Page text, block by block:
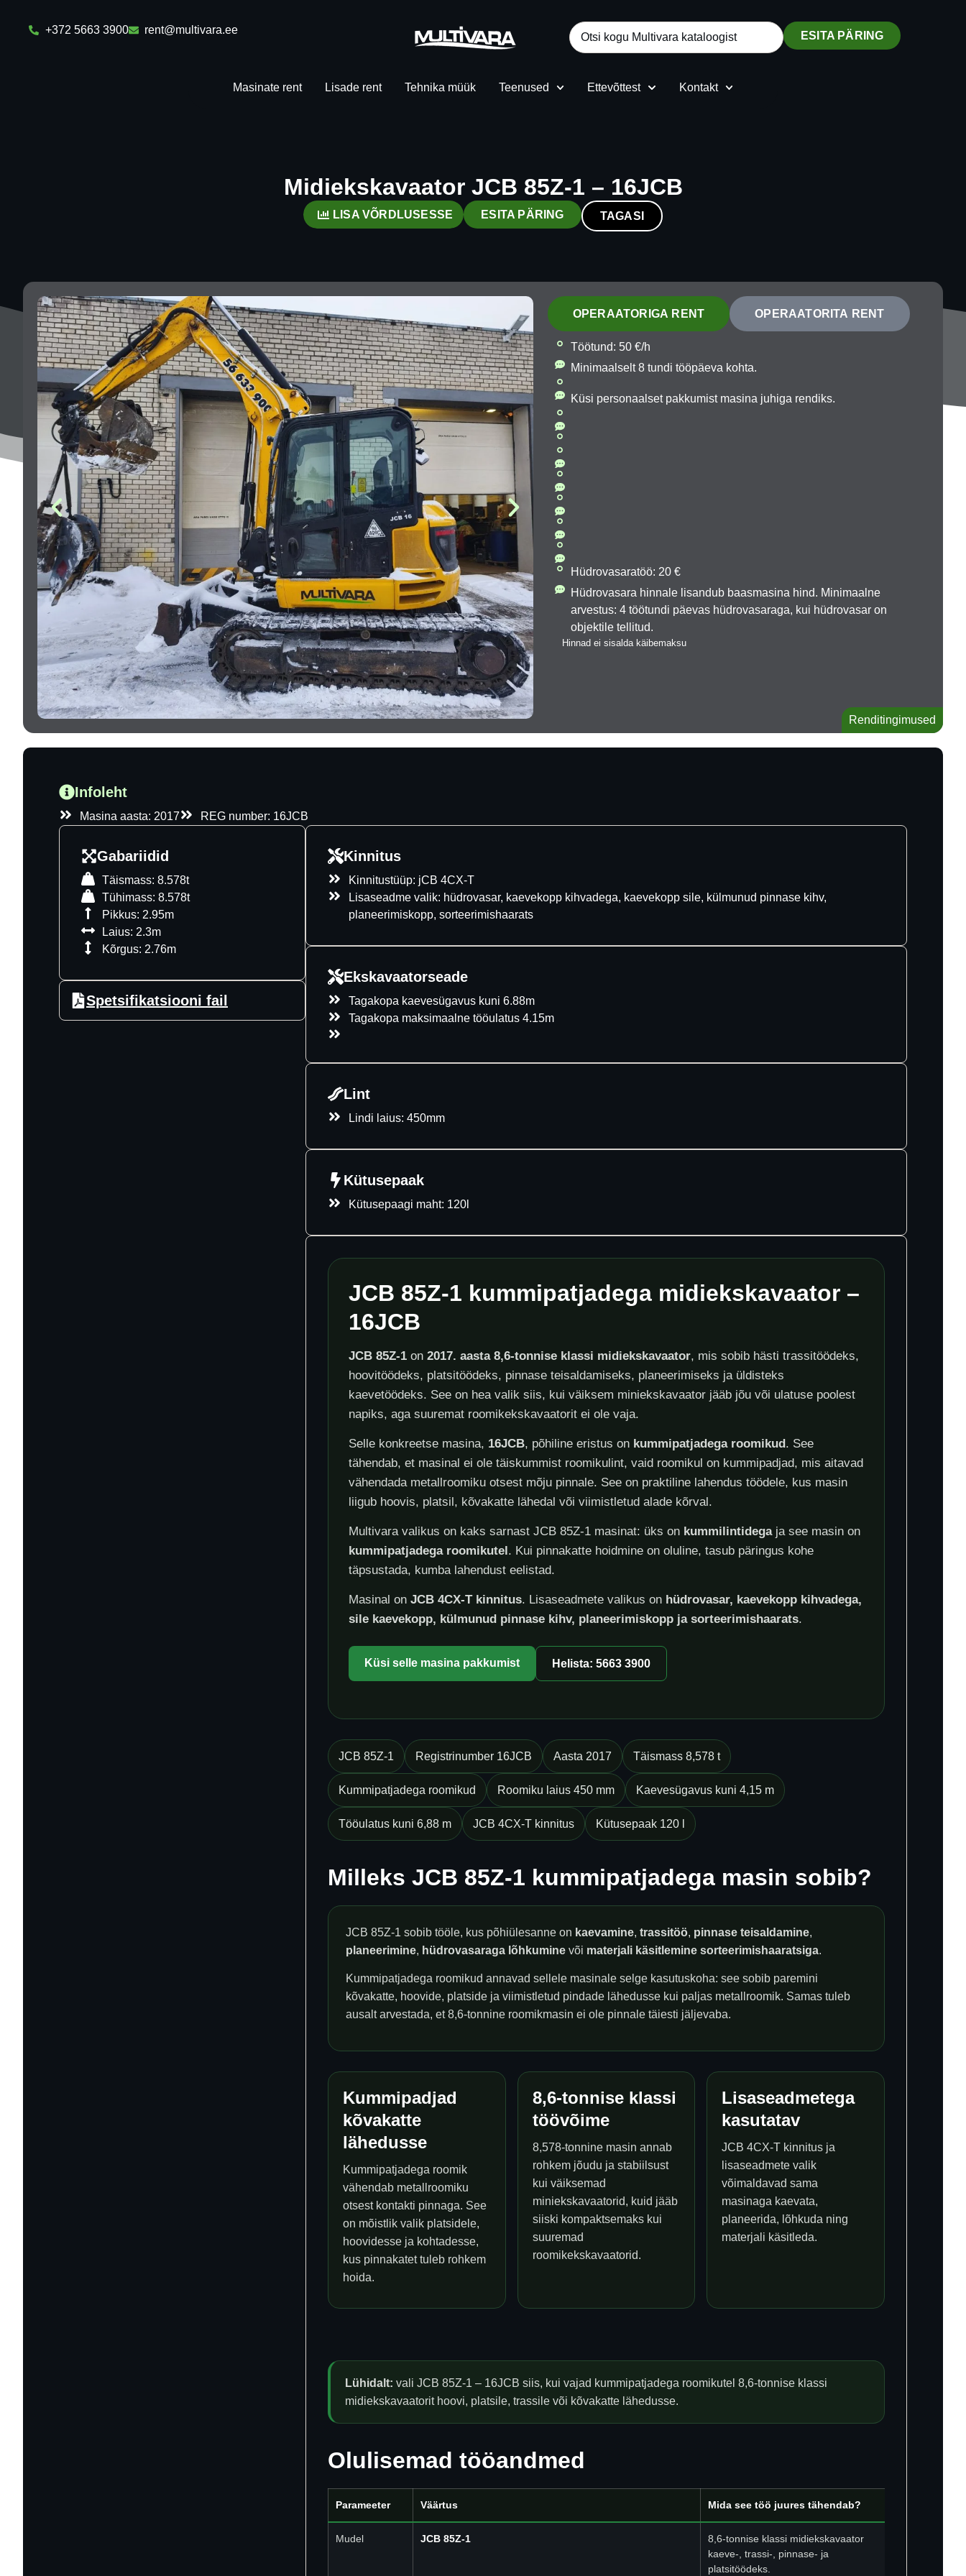
+372 5663 3900 rent@multivara.ee ESITA PÄRING
Masinate rent Lisade rent Tehnika müük Teenused Ettevõttest Kontakt
Midiekskavaator JCB 85Z-1 – 16JCB
LISA VÕRDLUSESSE ESITA PÄRING TAGASI
Renditingimused
OPERAATORIGA RENT OPERAATORITA RENT
Töötund: 50 €/h
Minimaalselt 8 tundi tööpäeva kohta.
Küsi personaalset pakkumist masina juhiga rendiks.
Hüdrovasaratöö: 20 €
Hüdrovasara hinnale lisandub baasmasina hind. Minimaalne
arvestus: 4 töötundi päevas hüdrovasaraga, kui hüdrovasar on
objektile tellitud.
Hinnad ei sisalda käibemaksu
Infoleht
Masina aasta: 2017 REG number: 16JCB
Gabariidid
Täismass: 8.578t
Tühimass: 8.578t
Pikkus: 2.95m
Laius: 2.3m
Kõrgus: 2.76m
Spetsifikatsiooni fail
Kinnitus
Kinnitustüüp: jCB 4CX-T
Lisaseadme valik: hüdrovasar, kaevekopp kihvadega, kaevekopp sile, külmunud pinnase kihv,
planeerimiskopp, sorteerimishaarats
Ekskavaatorseade
Tagakopa kaevesügavus kuni 6.88m
Tagakopa maksimaalne tööulatus 4.15m
Lint
Lindi laius: 450mm
Kütusepaak
Kütusepaagi maht: 120l
JCB 85Z-1 kummipatjadega midiekskavaator –
16JCB
JCB 85Z-1 on2017. aasta 8,6-tonnise klassi midiekskavaator, mis sobib hästi trassitöödeks,
hoovitöödeks, platsitöödeks, pinnase teisaldamiseks, planeerimiseks ja üldisteks
kaevetöödeks. See on hea valik siis, kui väiksem miniekskavaator jääb jõu või ulatuse poolest
napiks, aga suuremat roomikekskavaatorit ei ole vaja.
Selle konkreetse masina, 16JCB, põhiline eristus on kummipatjadega roomikud. See
tähendab, et masinal ei ole täiskummist roomikulint, vaid roomikul on kummipadjad, mis aitavad
vähendada metallroomiku otsest mõju pinnale. See on praktiline lahendus töödele, kus masin
liigub hoovis, platsil, kõvakatte lähedal või viimistletud alade kõrval.
Multivara valikus on kaks sarnast JCB 85Z-1 masinat: üks on kummilintidegaja see masin on
kummipatjadega roomikutel. Kui pinnakatte hoidmine on oluline, tasub päringus kohe
täpsustada, kumba lahendust eelistad.
Masinal onJCB 4CX-T kinnitus. Lisaseadmete valikus on hüdrovasar, kaevekopp kihvadega,
sile kaevekopp, külmunud pinnase kihv, planeerimiskopp ja sorteerimishaarats.
Küsi selle masina pakkumist Helista: 5663 3900
JCB 85Z-1 Registrinumber 16JCB Aasta 2017 Täismass 8,578 t
Kummipatjadega roomikud Roomiku laius 450 mm Kaevesügavus kuni 4,15 m
Tööulatus kuni 6,88 m JCB 4CX-T kinnitus Kütusepaak 120 l
Milleks JCB 85Z-1 kummipatjadega masin sobib?
JCB 85Z-1 sobib tööle, kus põhiülesanne on kaevamine,trassitöö, pinnase teisaldamine,
planeerimine, hüdrovasaraga lõhkumine või materjali käsitlemine sorteerimishaaratsiga.
Kummipatjadega roomikud annavad sellele masinale selge kasutuskoha: see sobib paremini
kõvakatte, hoovide, platside ja viimistletud pindade lähedusse kui paljas metallroomik. Samas tuleb
ausalt arvestada, et 8,6-tonnine roomikmasin ei ole pinnale täiesti jäljevaba.
Kummipadjad
kõvakatte
lähedusse
Kummipatjadega roomik
vähendab metallroomiku
otsest kontakti pinnaga. See
on mõistlik valik platsidele,
hoovidesse ja kohtadesse,
kus pinnakatet tuleb rohkem
hoida.
8,6-tonnise klassi
töövõime
8,578-tonnine masin annab
rohkem jõudu ja stabiilsust
kui väiksemad
miniekskavaatorid, kuid jääb
siiski kompaktsemaks kui
suuremad
roomikekskavaatorid.
Lisaseadmetega
kasutatav
JCB 4CX-T kinnitus ja
lisaseadmete valik
võimaldavad sama
masinaga kaevata,
planeerida, lõhkuda ning
materjali käsitleda.
Lühidalt: vali JCB 85Z-1 – 16JCB siis, kui vajad kummipatjadega roomikutel 8,6-tonnise klassi
midiekskavaatorit hoovi, platsile, trassile või kõvakatte lähedusse.
Olulisemad tööandmed
Parameeter Väärtus Mida see töö juures tähendab?
Mudel JCB 85Z-1
8,6-tonnise klassi midiekskavaator
kaeve-, trassi-, pinnase- ja
platsitöödeks.